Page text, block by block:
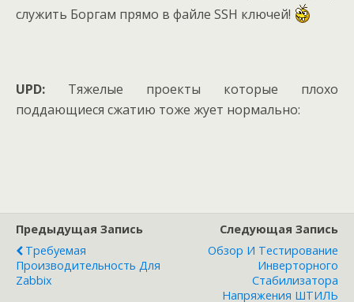
служить Боргам прямо в файле SSH ключей!
UPD: Тяжелые проекты которые плохо
поддающиеся сжатию тоже жует нормально:
Предыдущая Запись
Требуемая
Производительность Для
Zabbix
Следующая Запись
Обзор И Тестирование
Инверторного
Стабилизатора
Напряжения ШТИЛЬ